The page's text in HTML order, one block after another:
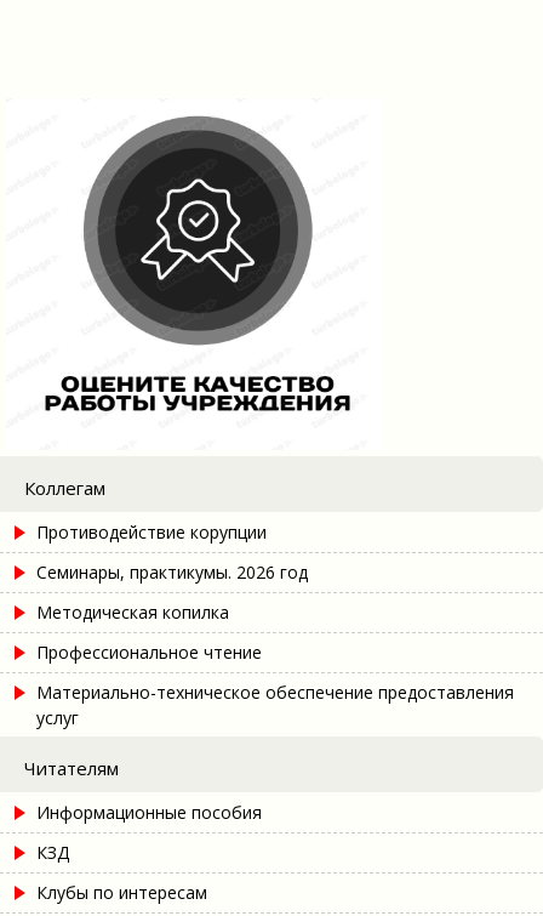
Коллегам
Противодействие корупции
Семинары, практикумы. 2026 год
Методическая копилка
Профессиональное чтение
Материально-техническое обеспечение предоставления
услуг
Читателям
Информационные пособия
КЗД
Клубы по интересам